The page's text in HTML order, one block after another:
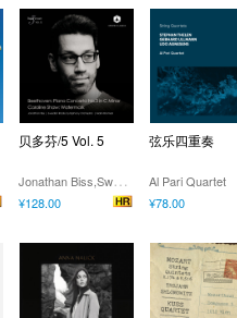
贝多芬/5 Vol. 5
J
onathan Biss,Swedish Radio Symphony Orchestra,Malin Broman
¥128.00
弦乐四重奏
Al Pari Quartet
¥78.00